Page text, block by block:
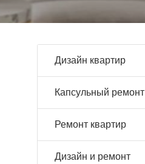
Дизайн квартир
Капсульный ремонт
Ремонт квартир
Дизайн и ремонт